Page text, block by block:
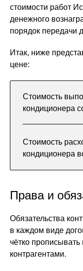
стоимости работ
денежного
порядок передачи
Итак, ниже
цене:
Стоимость
кондиционера
Стоимость
кондиционера
Права и
Обязательства
в каждом виде
чётко
контрагентами.